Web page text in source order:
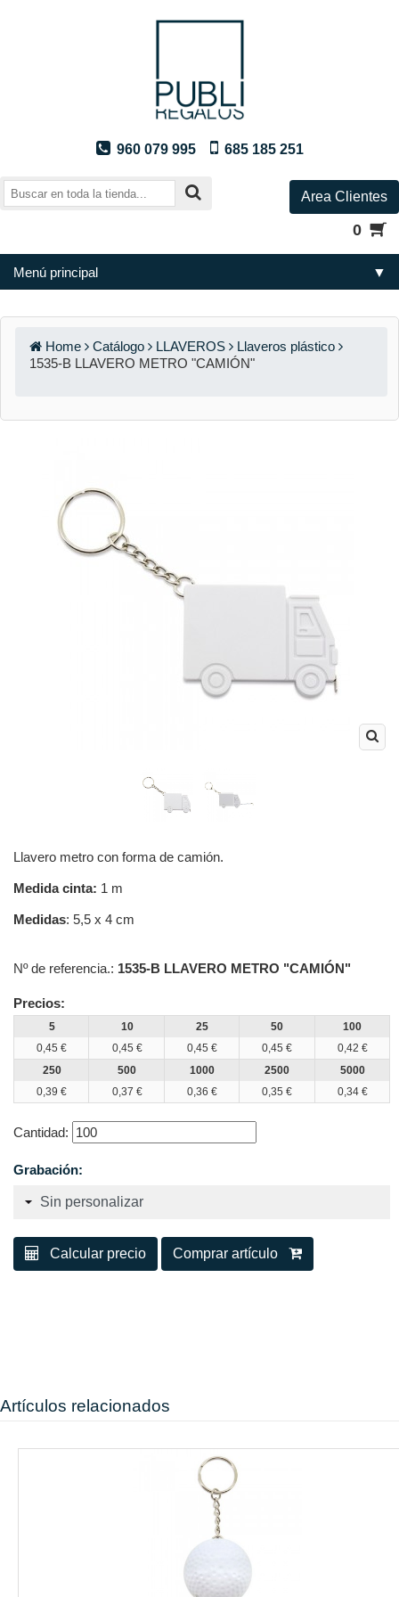
960 079 995 685 185 251
Area Clientes
0
Menú principal ▼
Home Catálogo LLAVEROS
Llaveros plástico
1535-B LLAVERO METRO "CAMIÓN"
Llavero metro con forma de camión.
Medida cinta: 1 m
Medidas: 5,5 x 4 cm
Nº de referencia.: 1535-B LLAVERO METRO "CAMIÓN"
Precios:
5
0,45 €
10
0,45 €
25
0,45 €
50
0,45 €
100
0,42 €
250
0,39 €
500
0,37 €
1000
0,36 €
2500
0,35 €
5000
0,34 €
Cantidad:
Grabación:
Calcular precio Comprar artículo
Artículos relacionados